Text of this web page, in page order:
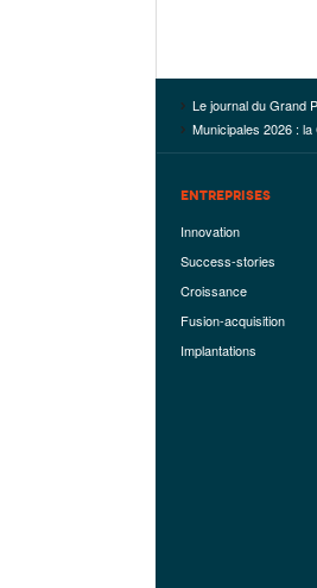
Le journal du Grand
Municipales 2026 : la
ENTREPRISES
Innovation
Success-stories
Croissance
Fusion-acquisition
Implantations